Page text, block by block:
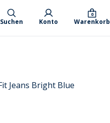
Suchen Konto Warenkorb
0
Jeans Bright Blue